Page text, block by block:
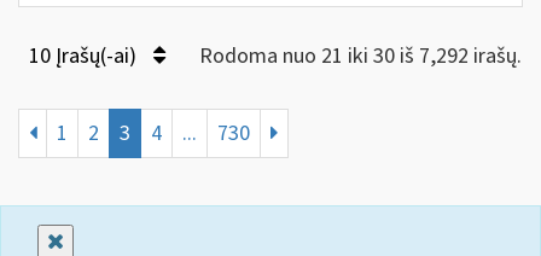
10 Įrašų(-ai) Rodoma nuo 21 iki 30 iš 7,292 irašų.
1 2 3 4 ... 730